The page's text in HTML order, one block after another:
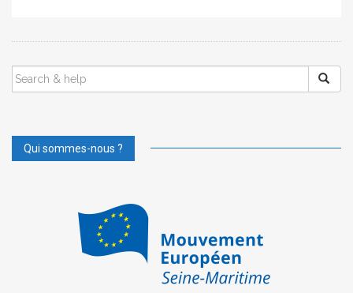
SEARCH
FOR:
Qui sommes-nous ?